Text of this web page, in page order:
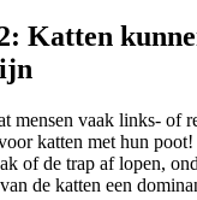
Katten
mensen vaak links- of
katten met hun
of de trap af lopen,
de katten een